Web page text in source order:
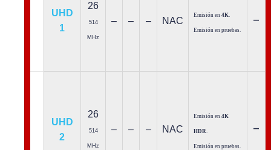
UHD
1
26
514
MHz
– – – NAC
Emisión en 4K
Emisión en pruebas.
–
UHD
2
26
514
MHz
– – – NAC
Emisión en 4K
HDR
Emisión en pruebas.
–